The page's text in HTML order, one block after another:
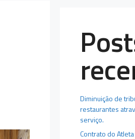
Diminuição de
restaurantes
serviço.
Contrato do